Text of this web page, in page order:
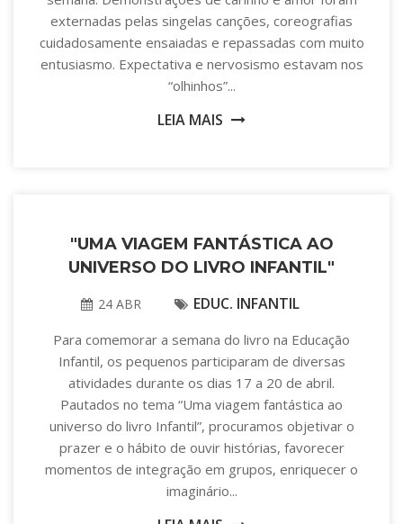
externadas pelas singelas canções, coreografias
cuidadosamente ensaiadas e repassadas com muito
entusiasmo. Expectativa e nervosismo estavam nos
“olhinhos”...
LEIA MAIS
"UMA VIAGEM FANTÁSTICA AO
UNIVERSO DO LIVRO INFANTIL"
24 ABR EDUC. INFANTIL
Para comemorar a semana do livro na Educação
Infantil, os pequenos participaram de diversas
atividades durante os dias 17 a 20 de abril.
Pautados no tema “Uma viagem fantástica ao
universo do livro Infantil”, procuramos objetivar o
prazer e o hábito de ouvir histórias, favorecer
momentos de integração em grupos, enriquecer o
imaginário...